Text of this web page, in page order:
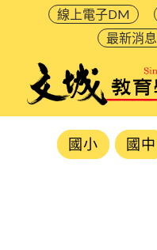
線上電子DM
最新消息
國小 國中